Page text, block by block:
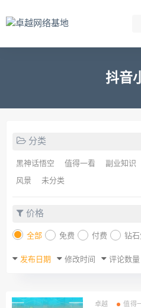
抖音
分类
黑神话悟空 值得一看 副业知识
风景 未分类
价格
全部 免费 付费 钻石
发布日期 修改时间 评论数量
卓越 值得